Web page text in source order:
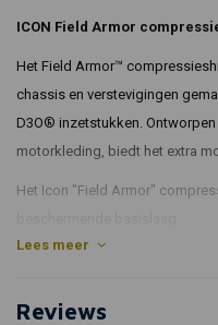
ICON Field Armor
Het Field Armor™
chassis en verstevigingen
D3O® inzetstukken.
motorkleding, biedt het extra
Het Icon "Field Armor"
Lees meer
Reviews